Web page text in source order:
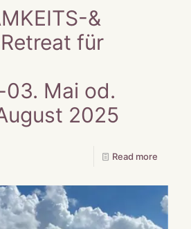
&
für
Mai od.
2025
Read more